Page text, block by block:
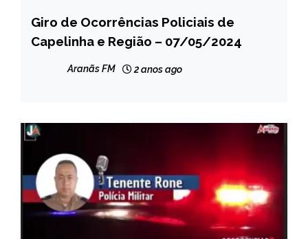
CAPELINHA
MINAS
Giro de Ocorrências Policiais de
Capelinha e Região – 07/05/2024
Aranãs FM 2 anos ago